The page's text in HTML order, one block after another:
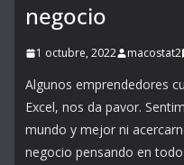
negocio
1 octubre, 2022 macostat2
Algunos emprendedores
Excel, nos da pavor.
mundo y mejor ni
negocio pensando en